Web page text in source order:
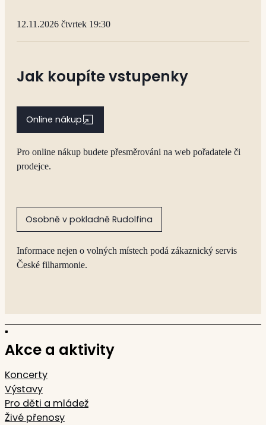
12.11.2026 čtvrtek 19:30
Jak koupíte vstupenky
Online nákup
Pro online nákup budete přesměrováni na web pořadatele či
prodejce.
Osobně v pokladně Rudolfina
Informace nejen o volných místech podá zákaznický servis
České filharmonie.
Akce a aktivity
Koncerty
Výstavy
Pro děti a mládež
Živé přenosy